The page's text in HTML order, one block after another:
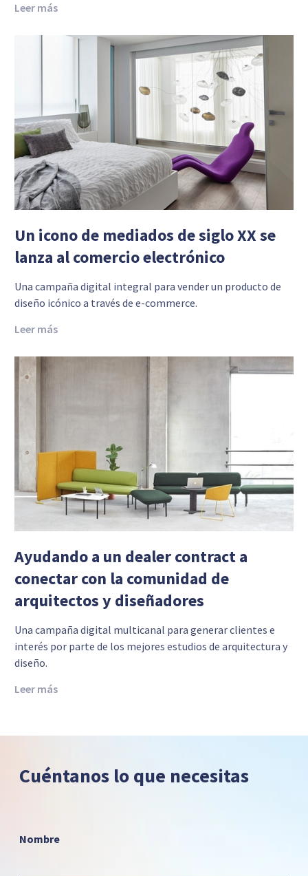
Leer más
Un icono de mediados de siglo XX se
lanza al comercio electrónico
Una campaña digital integral para vender un producto de
diseño icónico a través de e-commerce.
Leer más
Ayudando a un dealer contract a
conectar con la comunidad de
arquitectos y diseñadores
Una campaña digital multicanal para generar clientes e
interés por parte de los mejores estudios de arquitectura y
diseño.
Leer más
Cuéntanos lo que necesitas
Nombre